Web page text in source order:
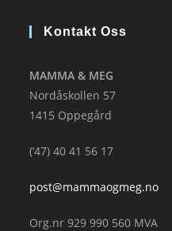
Kontakt Oss
MAMMA & MEG
Nordåskollen 57
1415 Oppegård
(’47) 40 41 56 17
post@mammaogmeg.no
Org.nr 929 990 560 MVA